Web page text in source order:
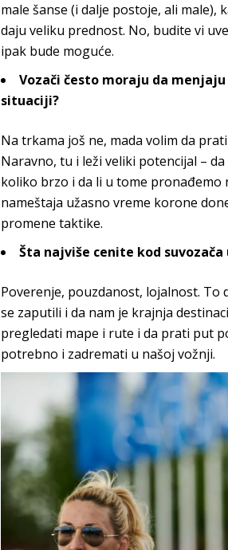
male šanse (i dalje postoje, ali male),
daju veliku prednost. No, budite vi
ipak bude moguće.
Vozači često moraju da
situaciji?
Na trkama još ne, mada volim da
Naravno, tu i leži veliki potencijal –
koliko brzo i da li u tome pronađemo
nameštaja užasno vreme korone
promene taktike.
Šta najviše cenite kod
Poverenje, pouzdanost, lojalnost. To
se zaputili i da nam je krajnja
pregledati mape i rute i da prati put
potrebno i zadremati u našoj vožnji.